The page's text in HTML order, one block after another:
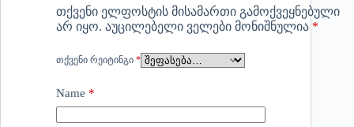
თქვენი ელფოსტის მისამართი გამოქვეყნებული
არ იყო. აუცილებელი ველები მონიშნულია *
ᲗᲥᲕᲔᲜᲘ ᲠᲔᲘᲢᲘᲜᲒᲘ *
Name *